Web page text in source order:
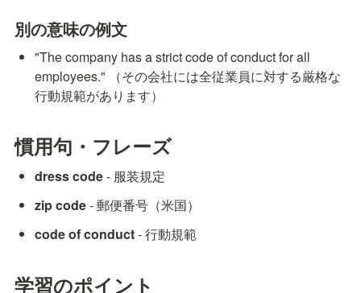
別の意味の例文
"The company has a strict code of conduct for all
employees." （その会社には全従業員に対する厳格な
行動規範があります）
慣用句・フレーズ
dress code - 服装規定
zip code - 郵便番号（米国）
code of conduct - 行動規範
学習のポイント